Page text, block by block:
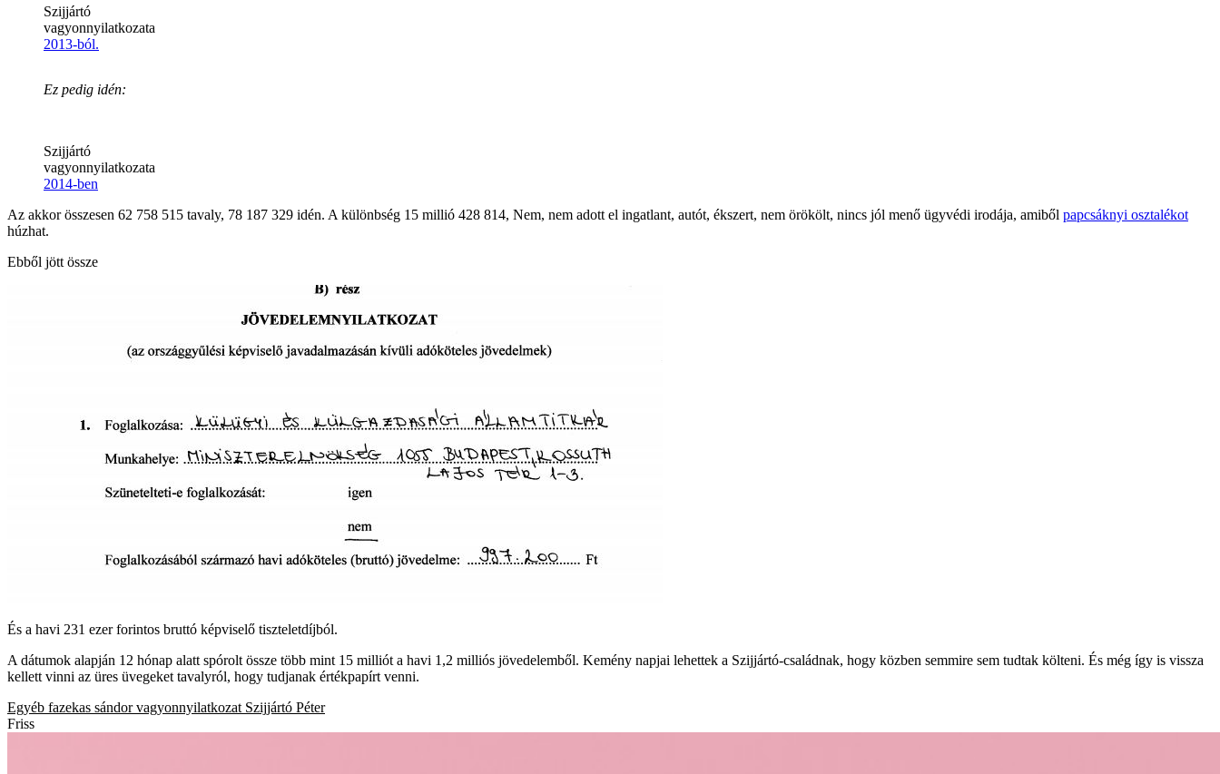
Szijjártó
vagyonnyilatkozata
2013-ból.
Ez pedig idén:
Szijjártó
vagyonnyilatkozata
2014-ben
Az akkor összesen 62 758 515 tavaly, 78 187 329 idén. A különbség 15 millió 428 814, Nem, nem adott el ingatlant, autót, ékszert, nem örökölt, nincs jól menő ügyvédi irodája, amiből papcsáknyi osztalékot
húzhat.
Ebből jött össze
És a havi 231 ezer forintos bruttó képviselő tiszteletdíjból.
A dátumok alapján 12 hónap alatt spórolt össze több mint 15 milliót a havi 1,2 milliós jövedelemből. Kemény napjai lehettek a Szijjártó-családnak, hogy közben semmire sem tudtak költeni. És még így is vissza
kellett vinni az üres üvegeket tavalyról, hogy tudjanak értékpapírt venni.
Egyéb fazekas sándor vagyonnyilatkozat Szijjártó Péter
Friss